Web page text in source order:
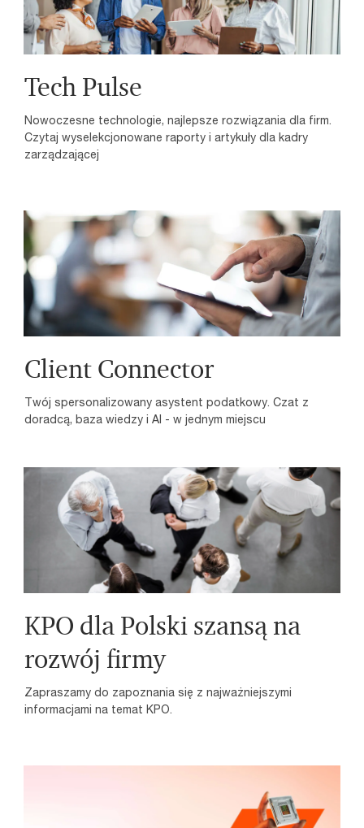
Tech Pulse
Nowoczesne technologie, najlepsze rozwiązania dla firm.
Czytaj wyselekcjonowane raporty i artykuły dla kadry
zarządzającej
Client Connector
Twój spersonalizowany asystent podatkowy. Czat z
doradcą, baza wiedzy i AI - w jednym miejscu
KPO dla Polski szansą na
rozwój firmy
Zapraszamy do zapoznania się z najważniejszymi
informacjami na temat KPO.